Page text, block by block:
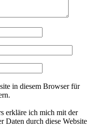
in diesem Browser für
erkläre ich mich mit der
Daten durch diese Website